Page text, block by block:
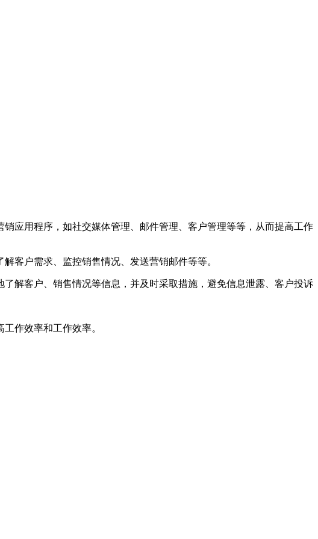
应用程序，如社交媒体管理、邮件管理、客户管理等等，从而提高工作
客户需求、监控销售情况、发送营销邮件等等。
解客户、销售情况等信息，并及时采取措施，避免信息泄露、客户投诉
作效率和工作效率。